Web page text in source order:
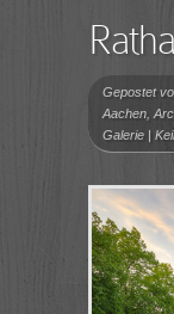
Gepostet
Aachen
Galerie |